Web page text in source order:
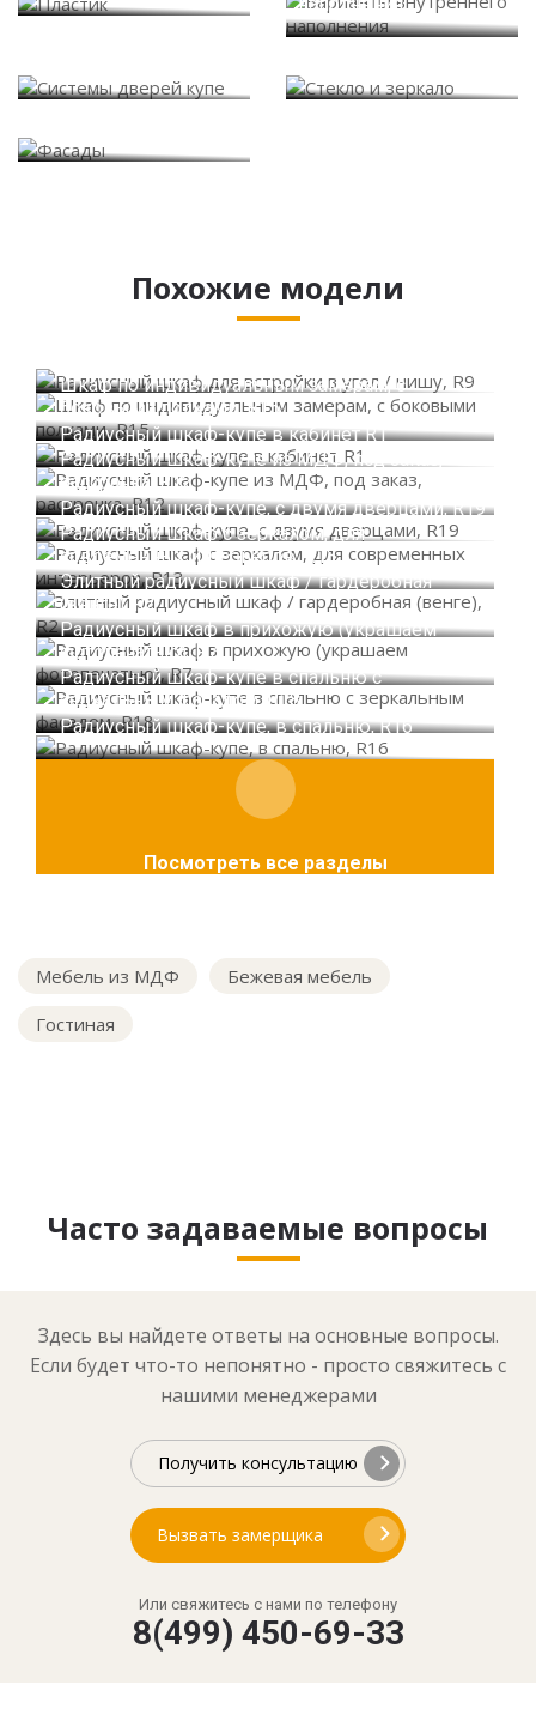
наполнения
Похожие модели
Шкаф по индивидуальным замерам, с
боковыми полками, R15
Радиусный шкаф-купе в кабинет R1
Радиусный шкаф-купе из МДФ, под заказ,
рассрочка, R12
Радиусный шкаф-купе, с двумя дверцами, R19
Радиусный шкаф с зеркалом, для
современных интерьеров, R13
Элитный радиусный шкаф / гардеробная
(венге), R2
Радиусный шкаф в прихожую (украшаем
фотопечатью), R7
Радиусный шкаф-купе в спальню с
зеркальным фасадом, R18
Радиусный шкаф-купе, в спальню, R16
Посмотреть все разделы
Мебель из МДФ
Бежевая мебель
Гостиная
Часто задаваемые вопросы
Здесь вы найдете ответы на основные вопросы.
Если будет что-то непонятно - просто свяжитесь с
нашими менеджерами
Получить консультацию
Вызвать замерщика
Или свяжитесь с нами по телефону
8(499) 450-69-33